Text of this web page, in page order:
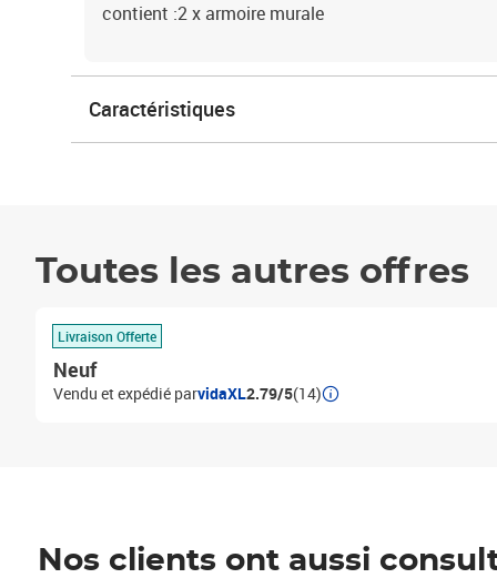
contient :2 x armoire murale
Caractéristiques
Toutes les autres offres
Livraison Offerte
Neuf
Vendu et expédié parvidaXL2.79/5(14)
Nos clients ont aussi